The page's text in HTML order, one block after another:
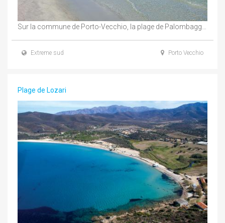
Extreme sud Porto Vecchio
Plage de Lozari